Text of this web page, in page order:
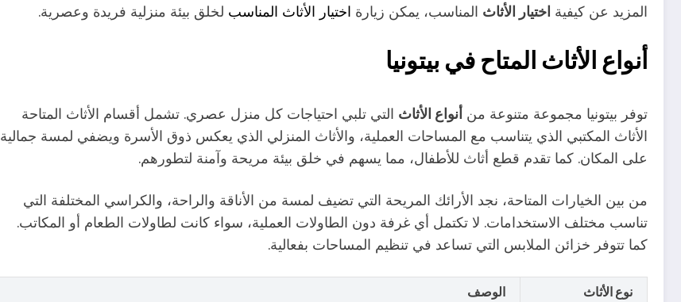
المزيد عن كيفية اختيار الأثاث المناسب، يمكن زيارة اختيار الأثاث المناسب لخلق بيئة منزلية فريدة وعصرية.
أنواع الأثاث المتاح في بيتونيا
توفر بيتونيا مجموعة متنوعة من أنواع الأثاث التي تلبي احتياجات كل منزل عصري. تشمل أقسام الأثاث المتاحة
الأثاث المكتبي الذي يتناسب مع المساحات العملية، والأثاث المنزلي الذي يعكس ذوق الأسرة ويضفي لمسة جمالية
على المكان. كما تقدم قطع أثاث للأطفال، مما يسهم في خلق بيئة مريحة وآمنة لتطورهم.
من بين الخيارات المتاحة، نجد الأرائك المريحة التي تضيف لمسة من الأناقة والراحة، والكراسي المختلفة التي
تناسب مختلف الاستخدامات. لا تكتمل أي غرفة دون الطاولات العملية، سواء كانت لطاولات الطعام أو المكاتب.
كما تتوفر خزائن الملابس التي تساعد في تنظيم المساحات بفعالية.
نوع الأثاث
الوصف